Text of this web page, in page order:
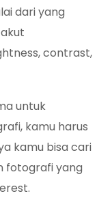
dari yang
contrast,
untuk
kamu harus
kamu bisa cari
fotografi yang